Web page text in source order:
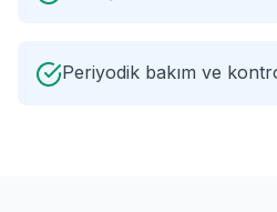
Periyodik bakım ve